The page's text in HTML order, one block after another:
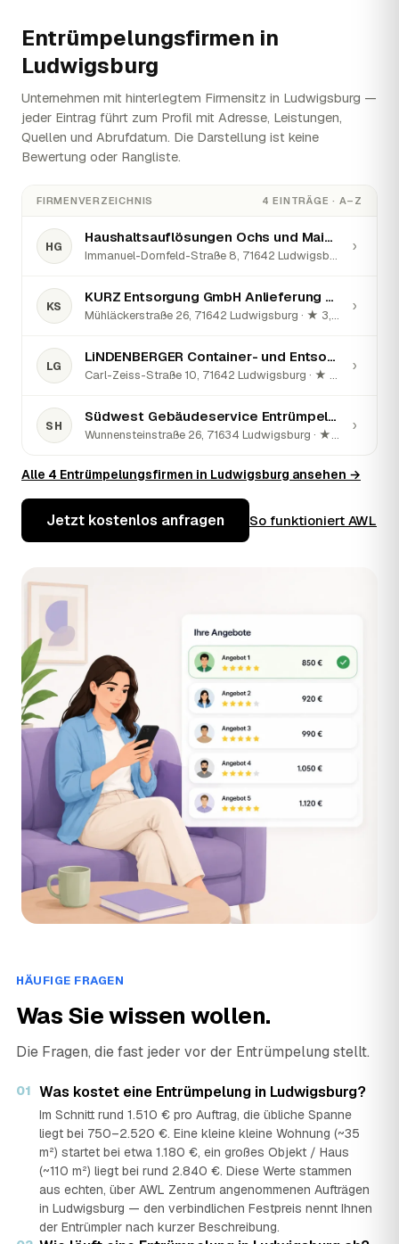
Entrümpelungsfirmen in
Ludwigsburg
Unternehmen mit hinterlegtem Firmensitz in Ludwigsburg —
jeder Eintrag führt zum Profil mit Adresse, Leistungen,
Quellen und Abrufdatum. Die Darstellung ist keine
Bewertung oder Rangliste.
FIRMENVERZEICHNIS 4 EINTRÄGE · A–Z
HG
Haushaltsauflösungen Ochs und Maier GbR
Immanuel-Dornfeld-Straße 8, 71642 Ludwigsburg · ★ 5 (90)
›
KS
KURZ Entsorgung GmbH Anlieferung Sonderabfall
Mühläckerstraße 26, 71642 Ludwigsburg · ★ 3,4 (24)
›
LG
LiNDENBERGER Container- und Entsorgungsservice GmbH
Carl-Zeiss-Straße 10, 71642 Ludwigsburg · ★ 5 (45)
›
SH
Südwest Gebäudeservice Entrümpelung Haushaltsauflösung
Wunnensteinstraße 26, 71634 Ludwigsburg · ★ 5 (23)
›
Alle 4 Entrümpelungsfirmen in Ludwigsburg ansehen →
Jetzt kostenlos anfragen So funktioniert AWL
HÄUFIGE FRAGEN
Was Sie wissen wollen.
Die Fragen, die fast jeder vor der Entrümpelung stellt.
01 Was kostet eine Entrümpelung in Ludwigsburg?
Im Schnitt rund 1.510 € pro Auftrag, die übliche Spanne
liegt bei 750–2.520 €. Eine kleine kleine Wohnung (~35
m²) startet bei etwa 1.180 €, ein großes Objekt / Haus
(~110 m²) liegt bei rund 2.840 €. Diese Werte stammen
aus echten, über AWL Zentrum angenommenen Aufträgen
in Ludwigsburg — den verbindlichen Festpreis nennt Ihnen
der Entrümpler nach kurzer Beschreibung.